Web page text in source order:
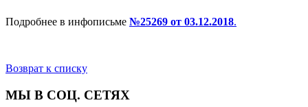
Подробнее в инфописьме №25269 от 03.12.2018.
Возврат к списку
МЫ В СОЦ. СЕТЯХ